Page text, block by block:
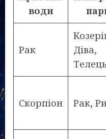
води
Рак
Діва,
Телець
Скорпіон Рак,